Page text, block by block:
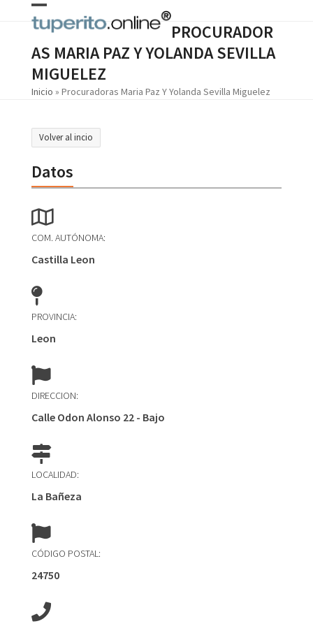
Open
mobile
menu
Close
mobile
menu
PROCURADOR
AS MARIA PAZ Y YOLANDA SEVILLA
MIGUELEZ
Inicio » Procuradoras Maria Paz Y Yolanda Sevilla Miguelez
Volver al incio
Datos
COM. AUTÓNOMA:
Castilla Leon
PROVINCIA:
Leon
DIRECCION:
Calle Odon Alonso 22 - Bajo
LOCALIDAD:
La Bañeza
CÓDIGO POSTAL:
24750